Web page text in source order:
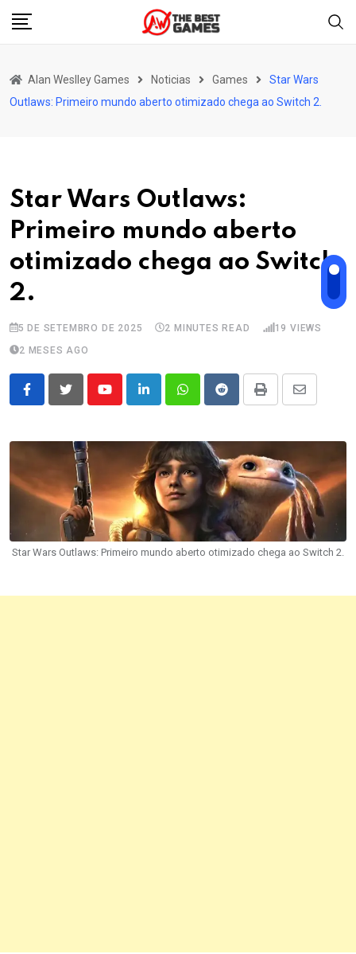
Skip
Alan Weslley Games Noticias Games
Star Wars
Outlaws: Primeiro mundo aberto otimizado chega ao Switch 2.
Star Wars Outlaws:
Primeiro mundo aberto
otimizado chega ao Switch
2.
5 DE SETEMBRO DE 2025 2 MINUTES READ 19 VIEWS
2 MESES AGO
YoutubeLinkedInWhatsappRedditPrint
Share
Email
Star Wars Outlaws: Primeiro mundo aberto otimizado chega ao Switch 2.